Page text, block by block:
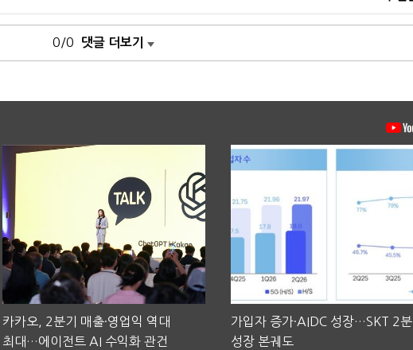
0/0 댓글 더보기
카카오, 2분기 매출·영업익 역대
최대…에이전트 AI 수익화 관건
가입자 증가·AIDC 성장…SKT 2
성장 본궤도